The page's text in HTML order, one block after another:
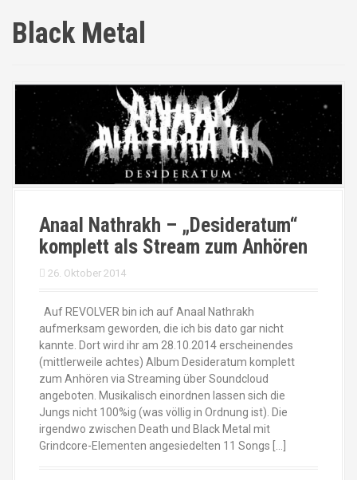
Black Metal
Anaal Nathrakh – „Desideratum“
komplett als Stream zum Anhören
26. Oktober 2014
Auf REVOLVER bin ich auf Anaal Nathrakh
aufmerksam geworden, die ich bis dato gar nicht
kannte. Dort wird ihr am 28.10.2014 erscheinendes
(mittlerweile achtes) Album Desideratum komplett
zum Anhören via Streaming über Soundcloud
angeboten. Musikalisch einordnen lassen sich die
Jungs nicht 100%ig (was völlig in Ordnung ist). Die
irgendwo zwischen Death und Black Metal mit
Grindcore-Elementen angesiedelten 11 Songs […]